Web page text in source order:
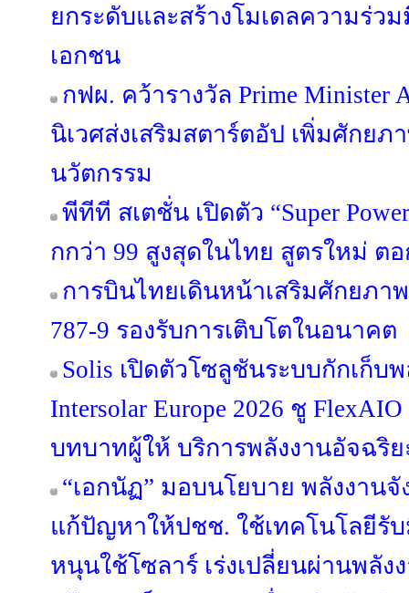
ยกระดับและสร้างโมเดลความร่ว
เอกชน
กฟผ. คว้ารางวัล Prime Minister
นิเวศส่งเสริมสตาร์ตอัป เพิ่มศักย
นวัตกรรม
พีทีที สเตชั่น เปิดตัว “Super
กกว่า 99 สูงสุดในไทย สูตรใหม่ ต
การบินไทยเดินหน้าเสริมศักยภา
787-9 รองรับการเติบโตในอนาคต
Solis เปิดตัวโซลูชันระบบกักเก็บ
Intersolar Europe 2026 ชู
บทบาทผู้ให้ บริการพลังงานอัจฉริย
“เอกนัฏ” มอบนโยบาย พลังงาน
แก้ปัญหาให้ปชช. ใช้เทคโนโลยีรั
หนุนใช้โซลาร์ เร่งเปลี่ยนผ่านพลั